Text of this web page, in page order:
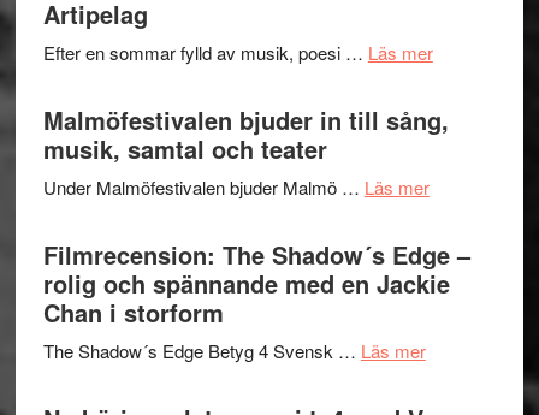
terräng
Artipelag
Efter en sommar fylld av musik, poesi … Läs merom
Hannes
Pöntinen
avslutar
Malmöfestivalen bjuder in till sång,
musik, samtal och teater
Under Malmöfestivalen bjuder Malmö … Läs merom
in
till
Filmrecension: The Shadow´s Edge –
rolig och spännande med en Jackie
Chan i storform
The Shadow´s Edge Betyg 4 Svensk … Läs merom
Filmrecension: